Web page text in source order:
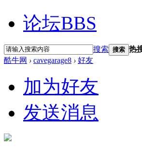
论坛BBS
搜索 搜索 热
酷牛网 › cavegarage8 › 好友
加为好友
发送消息